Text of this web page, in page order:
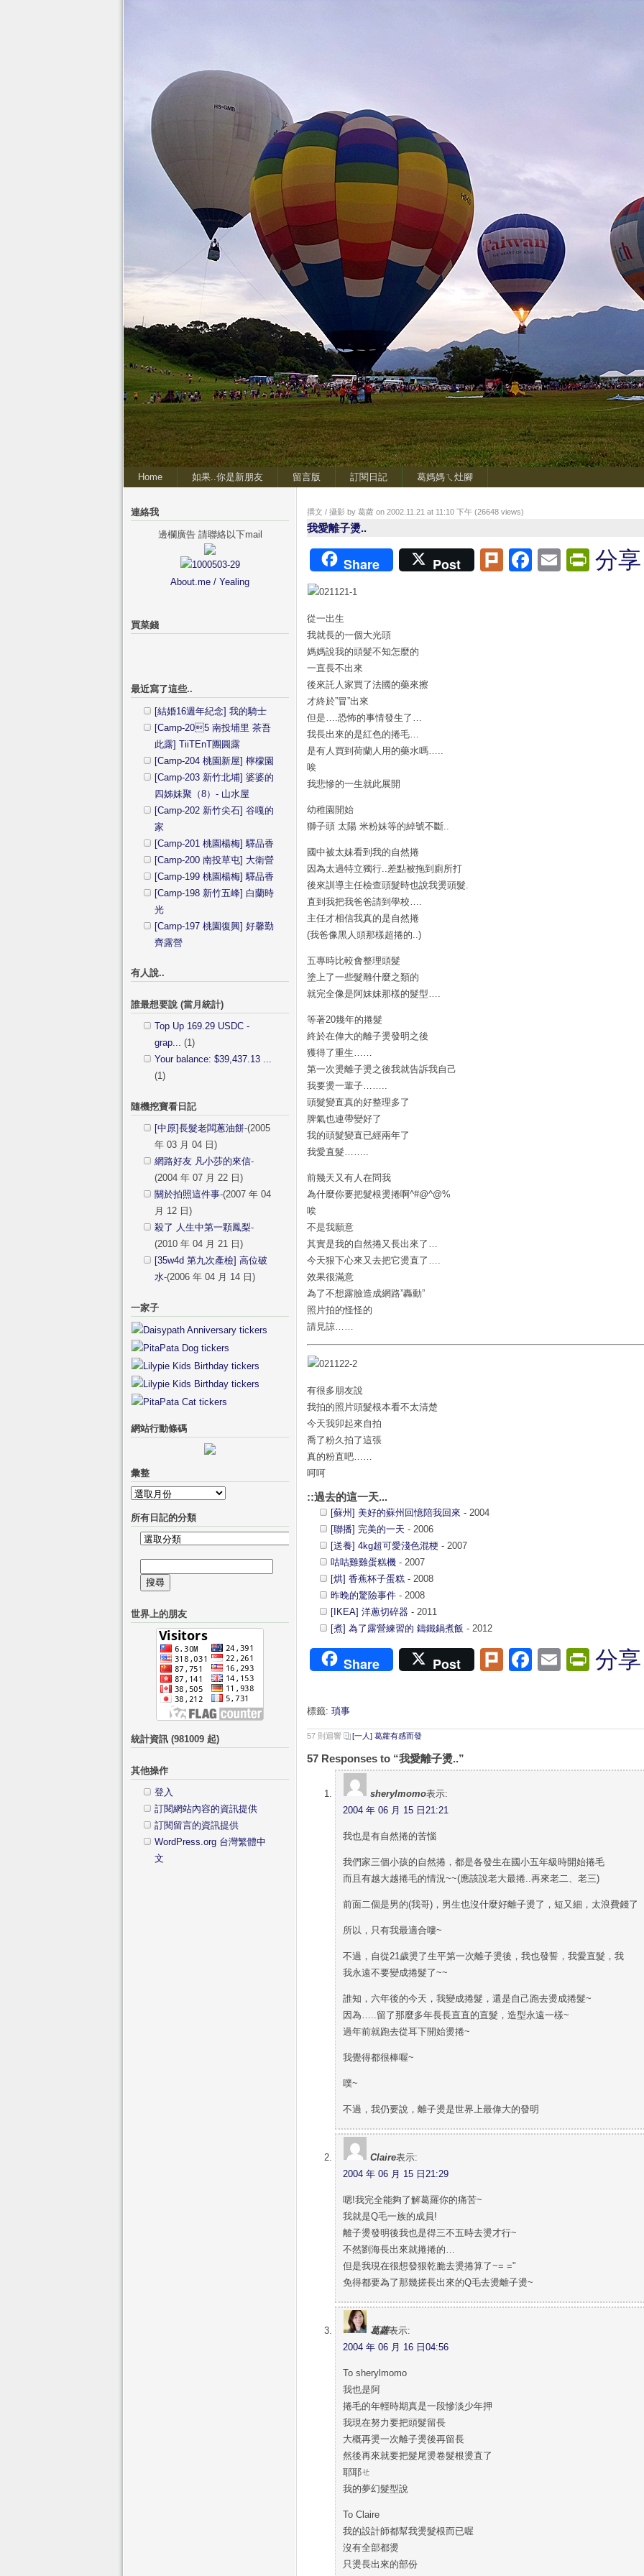
Home 如果..你是新朋友 留言版 訂閱日記 葛媽媽ㄟ灶腳
撰文 / 攝影 by 葛蘿 on 2002.11.21 at 11:10 下午 (26648 views)
我愛離子燙..
Share Post PlurkFacebook
Email分享
從一出生
我就長的一個大光頭
媽媽說我的頭髮不知怎麼的
一直長不出來
後來託人家買了法國的藥來擦
才終於”冒”出來
但是….恐怖的事情發生了…
我長出來的是紅色的捲毛…
是有人買到荷蘭人用的藥水嗎…..
唉
我悲慘的一生就此展開
幼稚園開始
獅子頭 太陽 米粉妹等的綽號不斷..
國中被太妹看到我的自然捲
因為太過特立獨行..差點被拖到廁所打
後來訓導主任檢查頭髮時也說我燙頭髮.
直到我把我爸爸請到學校….
主任才相信我真的是自然捲
(我爸像黑人頭那樣超捲的..)
五專時比較會整理頭髮
塗上了一些髮雕什麼之類的
就完全像是阿妹妹那樣的髮型….
等著20幾年的捲髮
終於在偉大的離子燙發明之後
獲得了重生……
第一次燙離子燙之後我就告訴我自己
我要燙一輩子……..
頭髮變直真的好整理多了
脾氣也連帶變好了
我的頭髮變直已經兩年了
我愛直髮……..
前幾天又有人在問我
為什麼你要把髮根燙捲啊^#@^@%
唉
不是我願意
其實是我的自然捲又長出來了…
今天狠下心來又去把它燙直了….
效果很滿意
為了不想露臉造成網路”轟動”
照片拍的怪怪的
請見諒……
有很多朋友說
我拍的照片頭髮根本看不太清楚
今天我卯起來自拍
喬了粉久拍了這張
真的粉直吧……
呵呵
::過去的這一天...
[蘇州] 美好的蘇州回憶陪我回來 - 2004
[聯播] 完美的一天 - 2006
[送養] 4kg超可愛淺色混梗 - 2007
咕咕雞雞蛋糕機 - 2007
[烘] 香蕉杯子蛋糕 - 2008
昨晚的驚險事件 - 2008
[IKEA] 洋蔥切碎器 - 2011
[煮] 為了露營練習的 鑄鐵鍋煮飯 - 2012
Share Post PlurkFacebook
Email分享
標籤: 瑣事
57 則迴響 [一人] 葛蘿有感而發
57 Responses to “我愛離子燙..”
sherylmomo表示:
2004 年 06 月 15 日21:21
我也是有自然捲的苦惱
我們家三個小孩的自然捲，都是各發生在國小五年級時開始捲毛
而且有越大越捲毛的情況~~(應該說老大最捲..再來老二、老三)
前面二個是男的(我哥)，男生也沒什麼好離子燙了，短又細，太浪費錢了
所以，只有我最適合嘍~
不過，自從21歲燙了生平第一次離子燙後，我也發誓，我愛直髮，我
我永遠不要變成捲髮了~~
誰知，六年後的今天，我變成捲髮，還是自己跑去燙成捲髮~
因為…..留了那麼多年長長直直的直髮，造型永遠一樣~
過年前就跑去從耳下開始燙捲~
我覺得都很棒喔~
噗~
不過，我仍要說，離子燙是世界上最偉大的發明
Claire表示:
2004 年 06 月 15 日21:29
嗯!我完全能夠了解葛羅你的痛苦~
我就是Q毛一族的成員!
離子燙發明後我也是得三不五時去燙才行~
不然劉海長出來就捲捲的…
但是我現在很想發狠乾脆去燙捲算了~= ="
免得都要為了那幾搓長出來的Q毛去燙離子燙~
葛蘿表示:
2004 年 06 月 16 日04:56
To sherylmomo
我也是阿
捲毛的年輕時期真是一段慘淡少年押
我現在努力要把頭髮留長
大概再燙一次離子燙後再留長
然後再來就要把髮尾燙卷髮根燙直了
耶耶ㄝ
我的夢幻髮型說
To Claire
我的設計師都幫我燙髮根而已喔
沒有全部都燙
只燙長出來的部份
連絡我
邊欄廣告 請聯絡以下mail
About.me / Yealing
買菜錢
最近寫了這些..
[結婚16週年紀念] 我的騎士
[Camp-205 南投埔里 茶吾
此露] TiiTEnT團圓露
[Camp-204 桃園新屋] 檸檬園
[Camp-203 新竹北埔] 婆婆的
四姊妹聚（8）- 山水屋
[Camp-202 新竹尖石] 谷嘎的
家
[Camp-201 桃園楊梅] 驛品香
[Camp-200 南投草屯] 大衛營
[Camp-199 桃園楊梅] 驛品香
[Camp-198 新竹五峰] 白蘭時
光
[Camp-197 桃園復興] 好馨勤
齊露營
有人說..
誰最想要說 (當月統計)
Top Up 169.29 USDC -
grap... (1)
Your balance: $39,437.13 ...
(1)
隨機挖寶看日記
[中原]長髮老闆蔥油餅-(2005
年 03 月 04 日)
網路好友 凡小莎的來信-
(2004 年 07 月 22 日)
關於拍照這件事-(2007 年 04
月 12 日)
殺了 人生中第一顆鳳梨-
(2010 年 04 月 21 日)
[35w4d 第九次產檢] 高位破
水-(2006 年 04 月 14 日)
一家子
網站行動條碼
彙整
彙
整
所有日記的分類
所
日
記
分
尋
鍵
世界上的朋友
統計資訊 (981009 起)
其他操作
登入
訂閱網站內容的資訊提供
訂閱留言的資訊提供
WordPress.org 台灣繁體中
文